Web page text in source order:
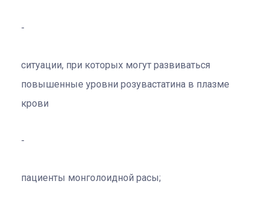
ситуации, при которых могут развиваться
повышенные уровни розувастатина в плазме
крови
пациенты монголоидной расы;